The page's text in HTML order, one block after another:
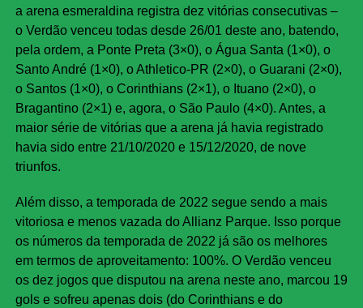
a arena esmeraldina registra dez vitórias consecutivas –
o Verdão venceu todas desde 26/01 deste ano, batendo,
pela ordem, a Ponte Preta (3×0), o Água Santa (1×0), o
Santo André (1×0), o Athletico-PR (2×0), o Guarani (2×0),
o Santos (1×0), o Corinthians (2×1), o Ituano (2×0), o
Bragantino (2×1) e, agora, o São Paulo (4×0). Antes, a
maior série de vitórias que a arena já havia registrado
havia sido entre 21/10/2020 e 15/12/2020, de nove
triunfos.
Além disso, a temporada de 2022 segue sendo a mais
vitoriosa e menos vazada do Allianz Parque. Isso porque
os números da temporada de 2022 já são os melhores
em termos de aproveitamento: 100%. O Verdão venceu
os dez jogos que disputou na arena neste ano, marcou 19
gols e sofreu apenas dois (do Corinthians e do